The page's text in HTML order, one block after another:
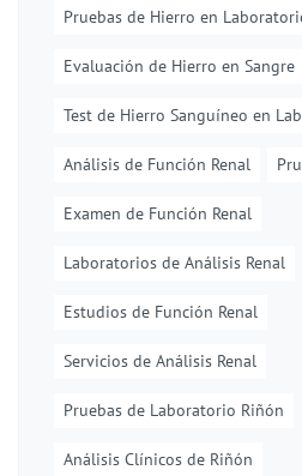
Pruebas de Hierro en
Evaluación de Hierro en Sangre
Test de Hierro Sanguíneo en
Análisis de Función Renal
Examen de Función Renal
Laboratorios de Análisis Renal
Estudios de Función Renal
Servicios de Análisis Renal
Pruebas de Laboratorio Riñón
Análisis Clínicos de Riñón